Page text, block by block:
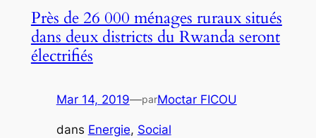
Près de 26 000 ménages ruraux situés
dans deux districts du Rwanda seront
électrifiés
Mar 14, 2019—parMoctar FICOU
dans Energie, Social